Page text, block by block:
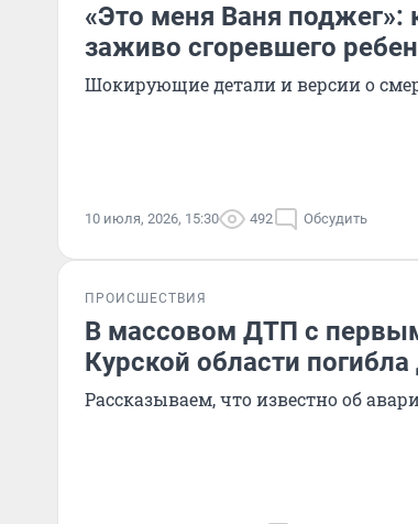
«Это меня Ваня поджег»:
заживо сгоревшего
Шокирующие детали и версии о
10 июля, 2026, 15:30 492 Обсудить
ПРОИСШЕСТВИЯ
В массовом ДТП с
Курской области
Рассказываем, что известно об